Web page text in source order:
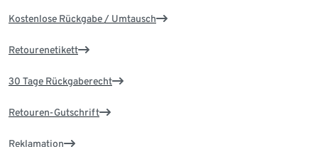
Kostenlose Rückgabe / Umtausch
Retourenetikett
30 Tage Rückgaberecht
Retouren-Gutschrift
Reklamation